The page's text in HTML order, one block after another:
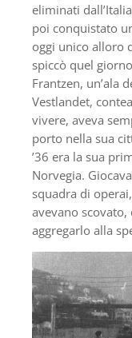
eliminati
poi conquistato
oggi unico alloro
spiccò quel
Frantzen, un’ala
Vestlandet,
vivere, aveva
porto nella sua
’36 era la sua
Norvegia.
squadra di
avevano scovato,
aggregarlo alla